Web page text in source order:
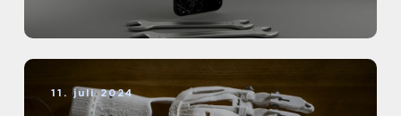
11. juli 2024